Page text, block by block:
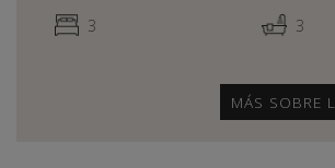
3
3
MÁS SOBRE